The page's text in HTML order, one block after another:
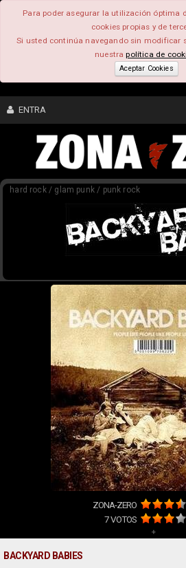
Para poder asegurar la utilización óptima
cookies propias y de
Si usted continúa navegando sin modificar
nuestrapolítica de
Aceptar Cookies
ENTRA
CONTENIDO
COMUNIDAD
FEEEDBACK
hard rock / glam punk / punk rock
ZONA-ZERO
7VOTOS
+
BACKYARD BABIES